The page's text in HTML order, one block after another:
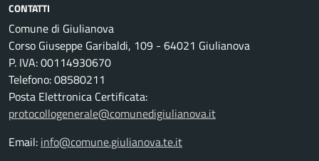
CONTATTI
Comune di Giulianova
Corso Giuseppe Garibaldi, 109 - 64021 Giulianova
P. IVA: 00114930670
Telefono: 08580211
Posta Elettronica Certificata:
protocollogenerale@comunedigiulianova.it
Email: info@comune.giulianova.te.it